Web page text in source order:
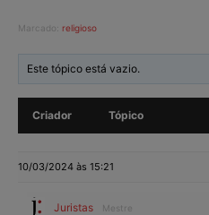
Marcado: religioso
Este tópico está vazio.
Criador Tópico
10/03/2024 às 15:21
Juristas Mestre